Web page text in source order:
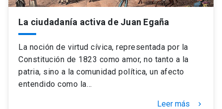
La ciudadanía activa de Juan Egaña
La noción de virtud cívica, representada por la
Constitución de 1823 como amor, no tanto a la
patria, sino a la comunidad política, un afecto
entendido como la…
Leer más keyboard_arrow_right